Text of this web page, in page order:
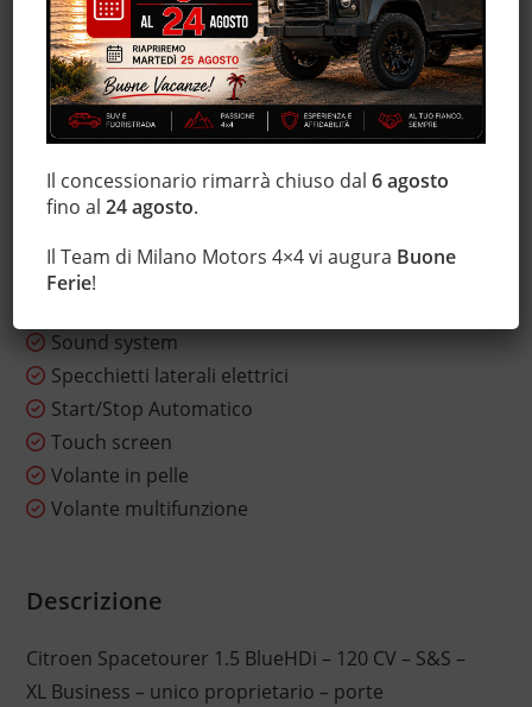
Hill holder
Immobilizzatore elettronico
Isofix
Marmitta catalitica
Monitoraggio pressione pneumatici
MP3
Sensore di luce
Servosterzo
Sistema di navigazione
Sound system
Specchietti laterali elettrici
Start/Stop Automatico
Touch screen
Volante in pelle
Volante multifunzione
Descrizione
Citroen Spacetourer 1.5 BlueHDi – 120 CV – S&S –
XL Business – unico proprietario – porte
Il concessionario rimarrà chiuso dal6 agosto
fino al24 agosto.
Il Team di Milano Motors 4×4 vi augura Buone
Ferie!